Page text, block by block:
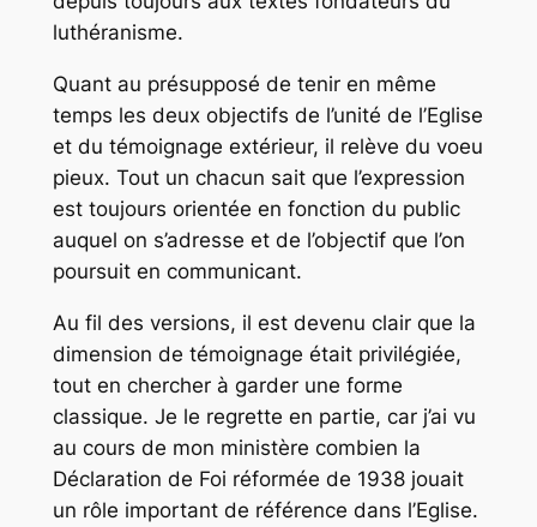
luthéranisme.
Quant au présupposé de tenir en même
temps les deux objectifs de l’unité de l’Eglise
et du témoignage extérieur, il relève du voeu
pieux. Tout un chacun sait que l’expression
est toujours orientée en fonction du public
auquel on s’adresse et de l’objectif que l’on
poursuit en communicant.
Au fil des versions, il est devenu clair que la
dimension de témoignage était privilégiée,
tout en chercher à garder une forme
classique. Je le regrette en partie, car j’ai vu
au cours de mon ministère combien la
Déclaration de Foi réformée de 1938 jouait
un rôle important de référence dans l’Eglise.